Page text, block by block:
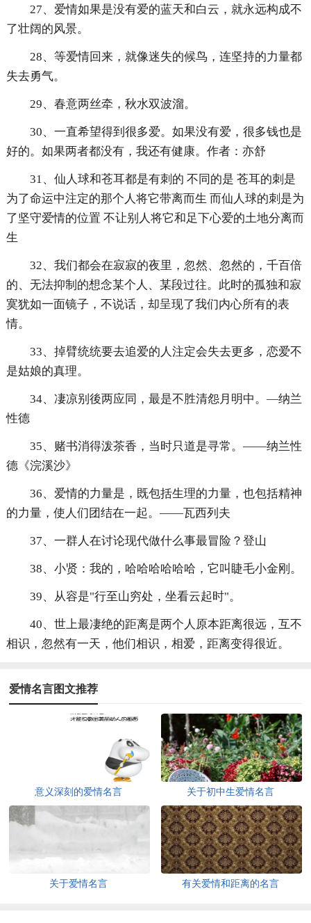
27、爱情如果是没有爱的蓝天和白云，就永远构成不
了壮阔的风景。
28、等爱情回来，就像迷失的候鸟，连坚持的力量都
失去勇气。
29、春意两丝牵，秋水双波溜。
30、一直希望得到很多爱。如果没有爱，很多钱也是
好的。如果两者都没有，我还有健康。作者：亦舒
31、仙人球和苍耳都是有刺的 不同的是 苍耳的刺是
为了命运中注定的那个人将它带离而生 而仙人球的刺是为
了坚守爱情的位置 不让别人将它和足下心爱的土地分离而
生
32、我们都会在寂寂的夜里，忽然、忽然的，千百倍
的、无法抑制的想念某个人、某段过往。此时的孤独和寂
寞犹如一面镜子，不说话，却呈现了我们内心所有的表
情。
33、掉臂统统要去追爱的人注定会失去更多，恋爱不
是姑娘的真理。
34、凄凉别後两应同，最是不胜清怨月明中。—纳兰
性德
35、赌书消得泼茶香，当时只道是寻常。——纳兰性
德《浣溪沙》
36、爱情的力量是，既包括生理的力量，也包括精神
的力量，使人们团结在一起。——瓦西列夫
37、一群人在讨论现代做什么事最冒险？登山
38、小贤：我的，哈哈哈哈哈哈，它叫睫毛小金刚。
39、从容是"行至山穷处，坐看云起时"。
40、世上最凄绝的距离是两个人原本距离很远，互不
相识，忽然有一天，他们相识，相爱，距离变得很近。
爱情名言图文推荐
意义深刻的爱情名言 关于初中生爱情名言
关于爱情名言 有关爱情和距离的名言